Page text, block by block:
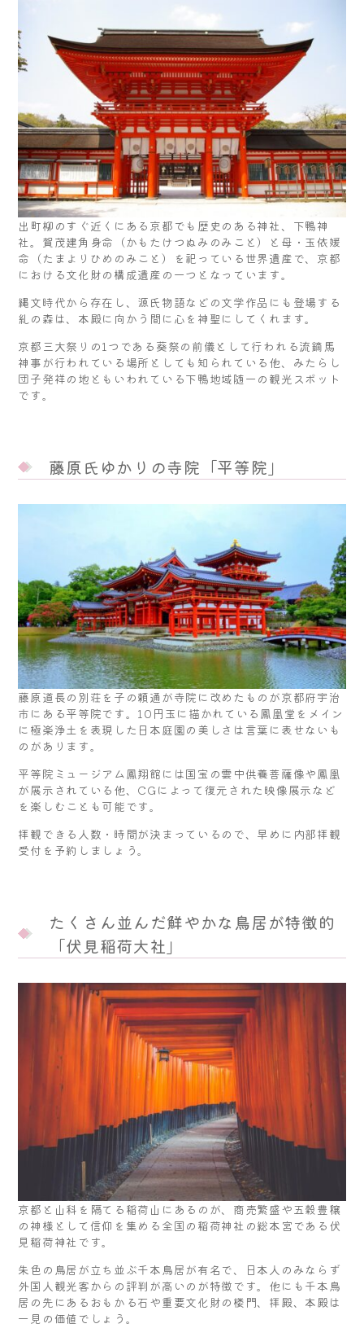
出町柳のすぐ近くにある京都でも歴史のある神社、下鴨神
社。賀茂建角身命（かもたけつぬみのみこと）と母・玉依媛
命（たまよりひめのみこと）を祀っている世界遺産で、京都
における文化財の構成遺産の一つとなっています。
縄文時代から存在し、源氏物語などの文学作品にも登場する
糺の森は、本殿に向かう間に心を神聖にしてくれます。
京都三大祭りの1つである葵祭の前儀として行われる流鏑馬
神事が行われている場所としても知られている他、みたらし
団子発祥の地ともいわれている下鴨地域随一の観光スポット
です。
藤原氏ゆかりの寺院「平等院」
藤原道長の別荘を子の頼通が寺院に改めたものが京都府宇治
市にある平等院です。10円玉に描かれている鳳凰堂をメイン
に極楽浄土を表現した日本庭園の美しさは言葉に表せないも
のがあります。
平等院ミュージアム鳳翔館には国宝の雲中供養菩薩像や鳳凰
が展示されている他、CGによって復元された映像展示など
を楽しむことも可能です。
拝観できる人数・時間が決まっているので、早めに内部拝観
受付を予約しましょう。
たくさん並んだ鮮やかな鳥居が特徴的
「伏見稲荷大社」
京都と山科を隔てる稲荷山にあるのが、商売繁盛や五穀豊穣
の神様として信仰を集める全国の稲荷神社の総本宮である伏
見稲荷神社です。
朱色の鳥居が立ち並ぶ千本鳥居が有名で、日本人のみならず
外国人観光客からの評判が高いのが特徴です。他にも千本鳥
居の先にあるおもかる石や重要文化財の楼門、拝殿、本殿は
一見の価値でしょう。